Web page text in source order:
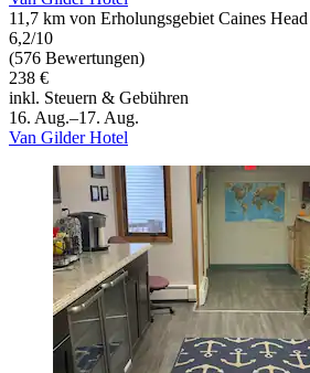
11,7 km von Erholungsgebiet Caines
6,2/10
(576 Bewertungen)
238 €
inkl. Steuern & Gebühren
16. Aug.–17. Aug.
Van Gilder Hotel